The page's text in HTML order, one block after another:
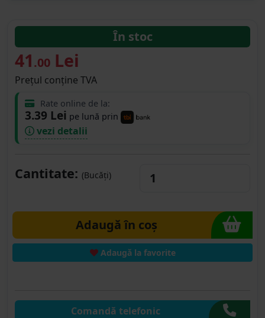
În stoc
41.00 Lei
Prețul conține TVA
Rate online de la:
3.39 Lei pe lună prin
vezi detalii
Cantitate: (Bucăți)
Adaugă în coș
Adaugă la favorite
Comandă telefonic